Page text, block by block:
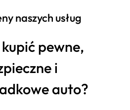
naszych usług
pewne,
i
auto?